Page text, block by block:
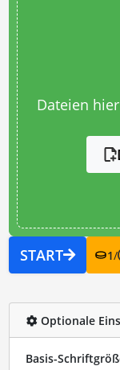
Dateien
START 1/
Optionale
Basis-